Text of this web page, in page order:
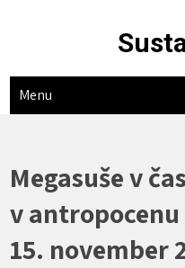
Menu
Megasuše v
v
15. november